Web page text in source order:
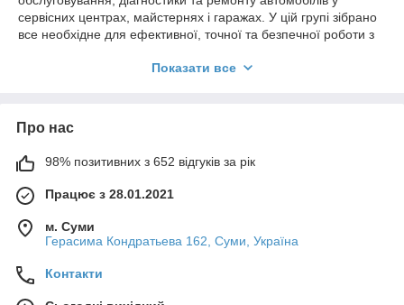
сервісних центрах, майстернях і гаражах. У цій групі зібрано
все необхідне для ефективної, точної та безпечної роботи з
Асортимент включає інструменти для:
обслуговування гальмівної системи та підвіски;
автоелектрики та електронної діагностики;
шиномонтажу й балансування;
підйомних, демонтажних і допоміжних операцій.
Інструменти для СТО виготовляються з міцних зносостійких
матеріалів, розраховані на інтенсивне професійне
використання та відповідають сучасним стандартам якості.
Вони забезпечують точність, швидкість виконання робіт і
Показати все
Про нас
98% позитивних з 652 відгуків за рік
Працює з 28.01.2021
м. Суми
Герасима Кондратьева 162, Суми, Україна
Контакти